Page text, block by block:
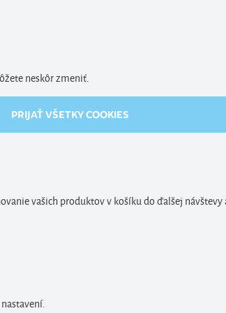
neskôr zmeniť.
PRIJAŤ VŠETKY COOKIES
vašich produktov v košíku do ďalšej návštevy